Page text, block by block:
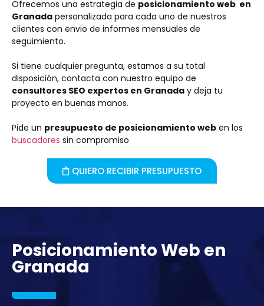
Ofrecemos una estrategia de posicionamiento web en
Granada personalizada para cada uno de nuestros
clientes con envio de informes mensuales de
seguimiento.
Si tiene cualquier pregunta, estamos a su total
disposición, contacta con nuestro equipo de
consultores SEO expertos en Granada y deja tu
proyecto en buenas manos.
Pide un presupuesto de posicionamiento web en los
buscadores sin compromiso
QUIERO RECIBIR PRESUPUESTO
Posicionamiento Web en
Granada